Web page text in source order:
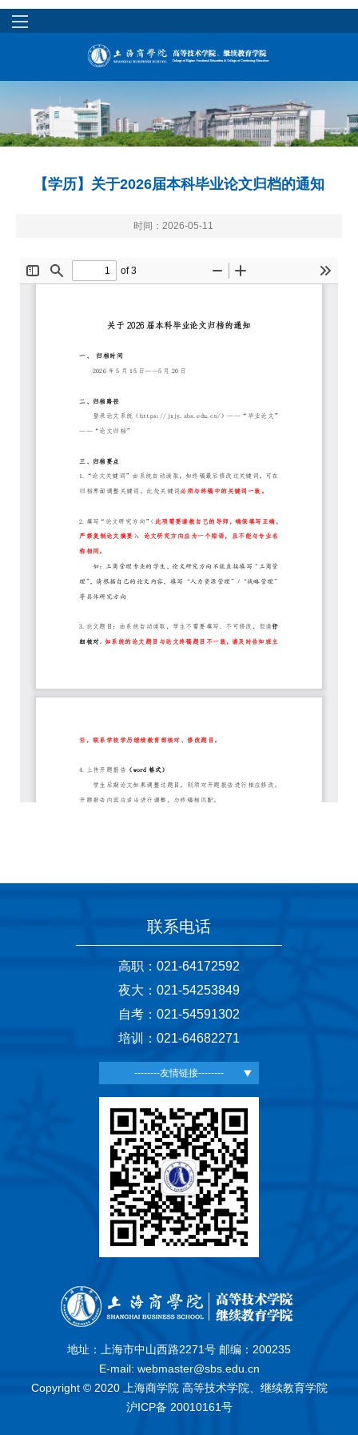
【学历】关于2026届本科毕业论文归档的通知
时间：2026-05-11
联系电话
高职：021-64172592
夜大：021-54253849
自考：021-54591302
培训：021-64682271
--------友情链接--------
地址：上海市中山西路2271号 邮编：200235
E-mail: webmaster@sbs.edu.cn
Copyright © 2020 上海商学院 高等技术学院、继续教育学院
沪ICP备 20010161号